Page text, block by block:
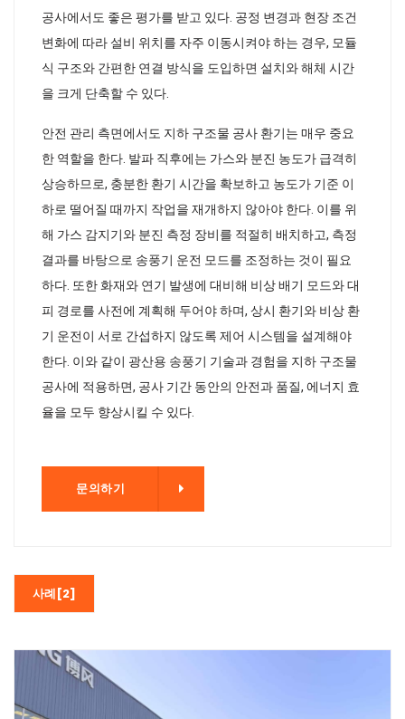
공사에서도 좋은 평가를 받고 있다. 공정 변경과 현장 조건
변화에 따라 설비 위치를 자주 이동시켜야 하는 경우, 모듈
식 구조와 간편한 연결 방식을 도입하면 설치와 해체 시간
을 크게 단축할 수 있다.
안전 관리 측면에서도 지하 구조물 공사 환기는 매우 중요
한 역할을 한다. 발파 직후에는 가스와 분진 농도가 급격히
상승하므로, 충분한 환기 시간을 확보하고 농도가 기준 이
하로 떨어질 때까지 작업을 재개하지 않아야 한다. 이를 위
해 가스 감지기와 분진 측정 장비를 적절히 배치하고, 측정
결과를 바탕으로 송풍기 운전 모드를 조정하는 것이 필요
하다. 또한 화재와 연기 발생에 대비해 비상 배기 모드와 대
피 경로를 사전에 계획해 두어야 하며, 상시 환기와 비상 환
기 운전이 서로 간섭하지 않도록 제어 시스템을 설계해야
한다. 이와 같이 광산용 송풍기 기술과 경험을 지하 구조물
공사에 적용하면, 공사 기간 동안의 안전과 품질, 에너지 효
율을 모두 향상시킬 수 있다.
문의하기
사례[2]